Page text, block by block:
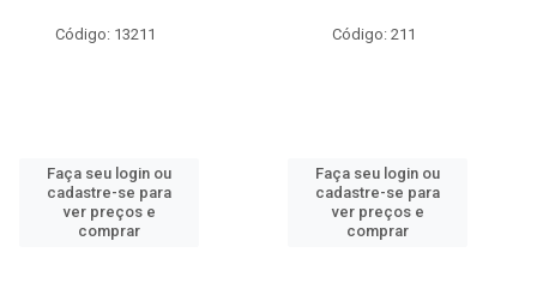
Código: 13211
Faça seu login ou
cadastre-se para
ver preços e
comprar
Código: 211
Faça seu login ou
cadastre-se para
ver preços e
comprar